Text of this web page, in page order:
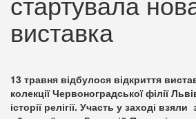
виставка
13 травня відбулося відкриття
колекції Червоноградської філії
історії релігії. Участь у заході